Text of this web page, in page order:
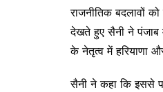
राजनीतिक बदलावों
देखते हुए सैनी ने पंजाब
के नेतृत्व में हरियाणा
सैनी ने कहा कि इससे